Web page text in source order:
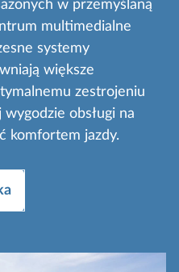
w przemyślaną
multimedialne
systemy
większe
zestrojeniu
obsługi na
komfortem jazdy.